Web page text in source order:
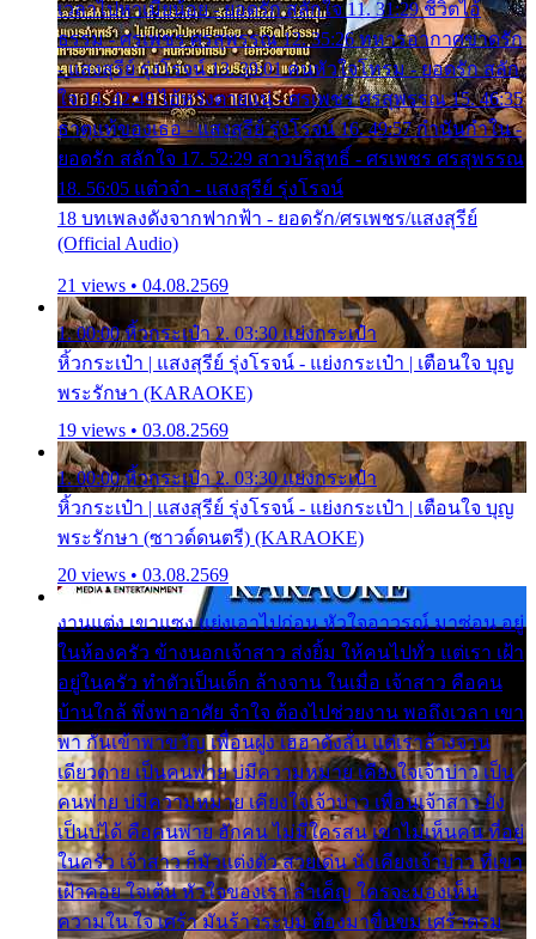
เวลาไปหาเมียน้อย - ยอดรัก สลักใจ 11. 31:29 ชีวิตไอ้
ธรรม - ศรเพชร ศรสุพรรณ 12. 35:26 ทหารอากาศขาดรัก
- แสงสุรีย์ รุ่งโรจน์ 13. 39:01 คนหัวใจโทรม - ยอดรัก สลัก
ใจ 14. 42:49 ไอ้หวังตายแน่ - ศรเพชร ศรสุพรรณ 15. 46:35
ธาตุแท้ของเธอ - แสงสุรีย์ รุ่งโรจน์ 16. 49:57 กำนันกำใน -
ยอดรัก สลักใจ 17. 52:29 สาวบริสุทธิ์ - ศรเพชร ศรสุพรรณ
18. 56:05 แต๋วจ๋า - แสงสุรีย์ รุ่งโรจน์
18 บทเพลงดังจากฟากฟ้า - ยอดรัก/ศรเพชร/แสงสุรีย์
(Official Audio)
21 views • 04.08.2569
1. 00:00 หิ้วกระเป๋า 2. 03:30 แย่งกระเป๋า
หิ้วกระเป๋า | แสงสุรีย์ รุ่งโรจน์ - แย่งกระเป๋า | เตือนใจ บุญ
พระรักษา (KARAOKE)
19 views • 03.08.2569
1. 00:00 หิ้วกระเป๋า 2. 03:30 แย่งกระเป๋า
หิ้วกระเป๋า | แสงสุรีย์ รุ่งโรจน์ - แย่งกระเป๋า | เตือนใจ บุญ
พระรักษา (ซาวด์ดนตรี) (KARAOKE)
20 views • 03.08.2569
งานแต่ง เขาแซง แย่งเอาไปก่อน หัวใจอาวรณ์ มาซ่อน อยู่
ในห้องครัว ข้างนอกเจ้าสาว ส่งยิ้ม ให้คนไปทั่ว แต่เรา เฝ้า
อยู่ในครัว ทำตัวเป็นเด็ก ล้างจาน ในเมื่อ เจ้าสาว คือคน
บ้านใกล้ พึ่งพาอาศัย จำใจ ต้องไปช่วยงาน พอถึงเวลา เขา
พา กันเข้าพาขวัญ เพื่อนฝูง เฮฮาดังลั่น แต่เราล้างจาน
เดียวดาย เป็นคนพ่าย บ่มีความหมาย เคียงใจเจ้าบ่าว เป็น
คนพ่าย บ่มีความหมาย เคียงใจเจ้าบ่าว เพื่อนเจ้าสาว ยัง
เป็นบ่ได้ คือคนพ่าย ฮักคน ไม่มีใครสน เขาไม่เห็นคน ที่อยู่
ในครัว เจ้าสาว ก็มัวแต่งตัว สวยเด่น นั่งเคียงเจ้าบ่าว ที่เขา
เฝ้าคอย ใจเต้น หัวใจของเรา ลำเค็ญ ใครจะมองเห็น
ความใน ใจ เศร้า มันร้าวระบม ต้องมาขื่นขม เศร้าตรม